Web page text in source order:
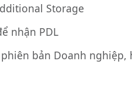
Storage
nhận PDL
bản Doanh nghiệp,